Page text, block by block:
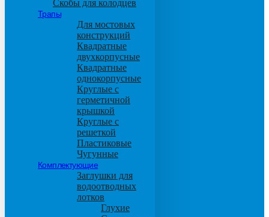
Скобы для колодцев
Трапы
Для мостовых
конструкций
Квадратные
двухкорпусные
Квадратные
однокорпусные
Круглые с
герметичной
крышкой
Круглые с
решеткой
Пластиковые
Чугунные
Комплектующие
Заглушки для
водоотводных
лотков
Глухие